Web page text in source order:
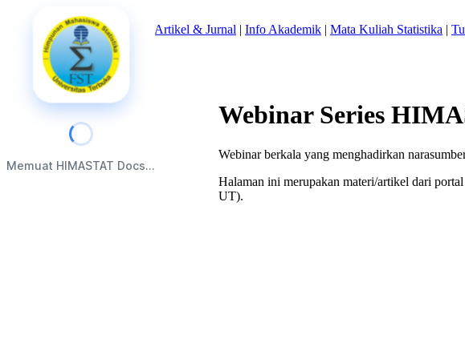
Memuat HIMASTAT Docs...
Beranda|Tentang Kami Artikel & Jurnal | Info Akademik | Mata Kuliah Statistika |
Webinar Series
Webinar berkala yang menghadirkan
Halaman ini merupakan materi/artikel dari
UT).